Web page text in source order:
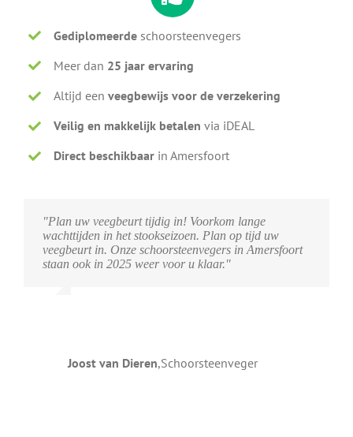
Gediplomeerde schoorsteenvegers
Meer dan 25 jaar ervaring
Altijd eenveegbewijs voor de verzekering
Veilig en makkelijk betalen via iDEAL
Direct beschikbaar in Amersfoort
"Plan uw veegbeurt tijdig in! Voorkom lange
wachttijden in het stookseizoen. Plan op tijd uw
veegbeurt in. Onze schoorsteenvegers in Amersfoort
staan ook in 2025 weer voor u klaar."
Joost van Dieren,Schoorsteenveger